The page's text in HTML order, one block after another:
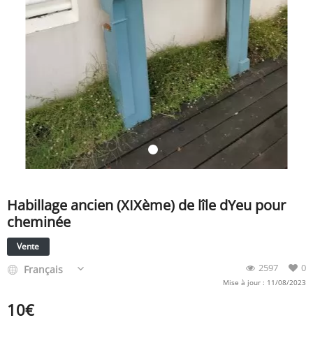
ÉVÉNEMENT
BILLET & COVOIT'
Français
Habillage ancien (XIXème) de lîle dYeu pour
cheminée
Vente
0
2597
Français
Mise à jour : 11/08/2023
10€